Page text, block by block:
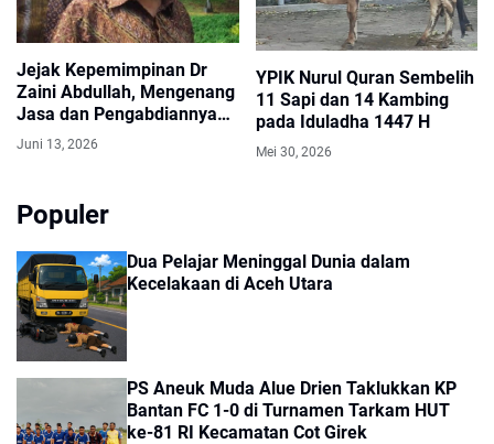
Jejak Kepemimpinan Dr
Zaini Abdullah, Mengenang
Jasa dan Pengabdiannya
untuk Aceh
Juni 13, 2026
YPIK Nurul Quran Sembelih
11 Sapi dan 14 Kambing
pada Iduladha 1447 H
Mei 30, 2026
Populer
Dua Pelajar Meninggal Dunia dalam
Kecelakaan di Aceh Utara
PS Aneuk Muda Alue Drien Taklukkan KP
Bantan FC 1-0 di Turnamen Tarkam HUT
ke-81 RI Kecamatan Cot Girek